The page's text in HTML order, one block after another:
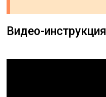
Видео-инструкция